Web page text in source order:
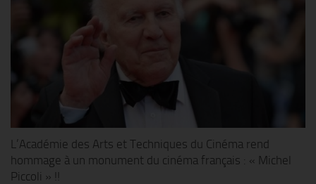
L’Académie des Arts et Techniques du Cinéma rend
hommage à un monument du cinéma français : « Michel
Piccoli » !!